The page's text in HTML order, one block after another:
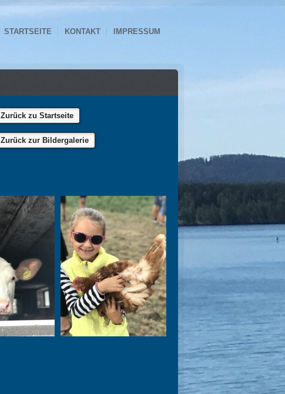
STARTSEITE KONTAKT IMPRESSUM
Zurück zu Startseite
Zurück zur Bildergalerie